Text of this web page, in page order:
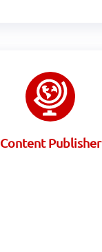
Content Publisher